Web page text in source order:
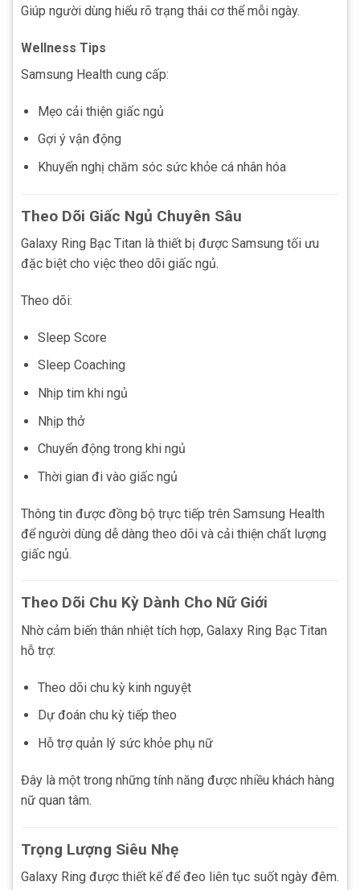
Giúp người dùng hiểu rõ trạng thái cơ thể mỗi ngày.
Wellness Tips
Samsung Health cung cấp:
Mẹo cải thiện giấc ngủ
Gợi ý vận động
Khuyến nghị chăm sóc sức khỏe cá nhân hóa
Theo Dõi Giấc Ngủ Chuyên Sâu
Galaxy Ring Bạc Titan là thiết bị được Samsung tối ưu
đặc biệt cho việc theo dõi giấc ngủ.
Theo dõi:
Sleep Score
Sleep Coaching
Nhịp tim khi ngủ
Nhịp thở
Chuyển động trong khi ngủ
Thời gian đi vào giấc ngủ
Thông tin được đồng bộ trực tiếp trên Samsung Health
để người dùng dễ dàng theo dõi và cải thiện chất lượng
giấc ngủ.
Theo Dõi Chu Kỳ Dành Cho Nữ Giới
Nhờ cảm biến thân nhiệt tích hợp, Galaxy Ring Bạc Titan
hỗ trợ:
Theo dõi chu kỳ kinh nguyệt
Dự đoán chu kỳ tiếp theo
Hỗ trợ quản lý sức khỏe phụ nữ
Đây là một trong những tính năng được nhiều khách hàng
nữ quan tâm.
Trọng Lượng Siêu Nhẹ
Galaxy Ring được thiết kế để đeo liên tục suốt ngày đêm.